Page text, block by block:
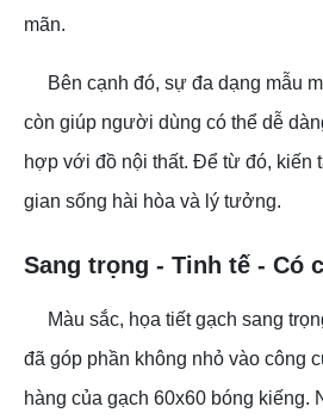
mãn.
Bên cạnh đó, sự đa dạng mẫu
còn giúp người dùng có thể dễ
hợp với đồ nội thất. Để từ đó, kiến
gian sống hài hòa và lý tưởng.
Sang trọng - Tinh tế - Có
Màu sắc, họa tiết gạch sang
đã góp phần không nhỏ vào công
hàng của gạch 60x60 bóng kiếng.